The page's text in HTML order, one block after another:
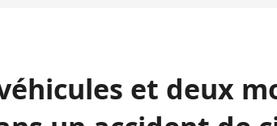
et deux